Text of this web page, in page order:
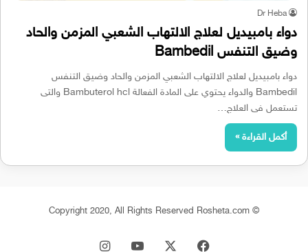
Dr Heba
دواء بامبيديل لعلاج الالتهاب الشعبي المزمن والحاد
وضيق التنفس Bambedil
دواء بامبيديل لعلاج الالتهاب الشعبي المزمن والحاد وضيق التنفس
Bambedil والدواء يحتوي على المادة الفعالة Bambuterol hcl والتى
تستعمل فى العلاج…
أكمل القراءة »
© Copyright 2020, All Rights Reserved Rosheta.com
فيسبوك ‫YouTube